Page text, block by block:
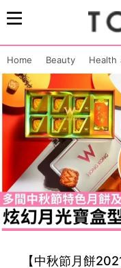
Home Beauty Health
【中秋節月餅